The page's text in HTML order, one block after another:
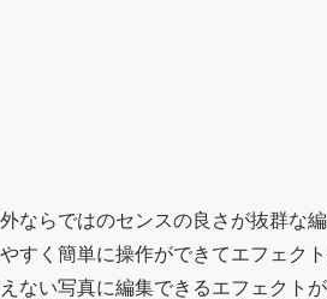
ならではのセンスの良さが抜群な編
すく簡単に操作ができてエフェク
ない写真に編集できるエフェクト